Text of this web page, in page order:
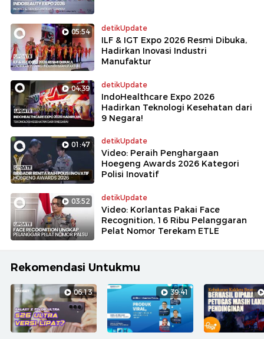
05:54 detikUpdate
ILF & IGT Expo 2026 Resmi Dibuka,
Hadirkan Inovasi Industri
Manufaktur
04:39 detikUpdate
IndoHealthcare Expo 2026
Hadirkan Teknologi Kesehatan dari
9 Negara!
01:47 detikUpdate
Video: Peraih Penghargaan
Hoegeng Awards 2026 Kategori
Polisi Inovatif
03:52 detikUpdate
Video: Korlantas Pakai Face
Recognition, 16 Ribu Pelanggaran
Pelat Nomor Terekam ETLE
Rekomendasi Untukmu
06:13 39:41